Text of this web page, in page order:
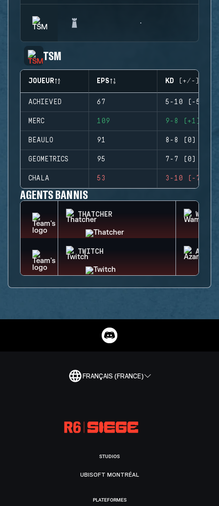
TSM
JOUEUR EPS KD (+/-)
ACHIEVED 67 5-10 (-5)
MERC 109 9-8 (+1)
BEAULO 91 8-8 (0)
GEOMETRICS 95 7-7 (0)
CHALA 53 3-10 (-7)
AGENTS BANNIS
THATCHER WAMAI
TWITCH AZAMI
FRANÇAIS (FRANCE)
STUDIOS
UBISOFT MONTRÉAL
PLATEFORMES